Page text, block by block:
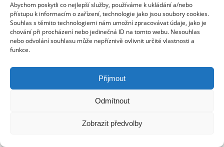
Abychom poskytli co nejlepší služby, používáme k ukládání a/nebo
přístupu k informacím o zařízení, technologie jako jsou soubory cookies.
Souhlas s těmito technologiemi nám umožní zpracovávat údaje, jako je
chování při procházení nebo jedinečná ID na tomto webu. Nesouhlas
nebo odvolání souhlasu může nepříznivě ovlivnit určité vlastnosti a
funkce.
Přijmout
Odmítnout
Zobrazit předvolby
Diplom
pro Českou stomatologickou komoru
Formát:
papírna Velké Losiny
piezografický, archivními inkousty